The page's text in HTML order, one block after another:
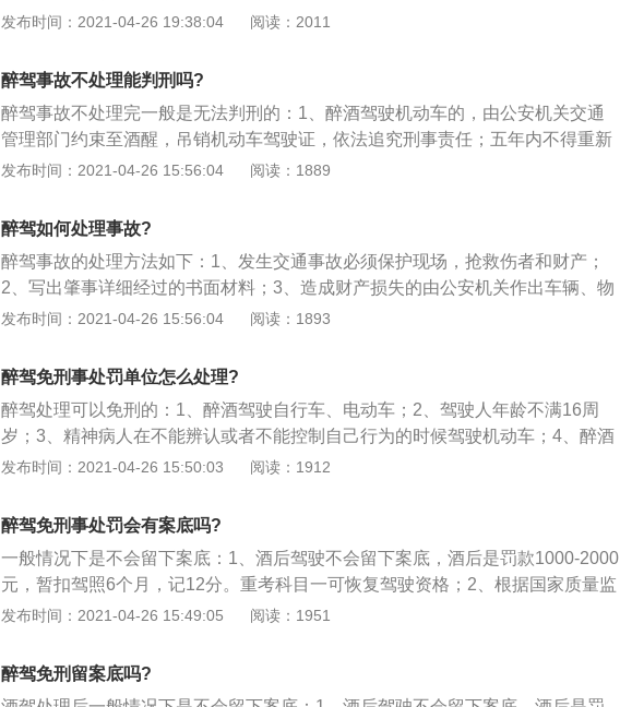
拘留，5年内不得考取驾驶证；2、醉酒驾驶机动车，吊销驾驶证，5年内不得再
销驾驶证，10年内不能取得驾驶证，终生不得驾驶营运车辆，经刑事拘留判决，
并处罚款。
发布时间：2021-04-26 19:38:04 阅读：2011
醉驾事故不处理能判刑吗?
醉驾事故不处理完一般是无法判刑的：1、醉酒驾驶机动车的，由公安机关交通
管理部门约束至酒醒，吊销机动车驾驶证，依法追究刑事责任；五年内不得重新
取得机动车驾驶证；2、醉酒驾驶营运机动车的，由公安机关交通管理部门约束
驶证，重新取得机动车驾驶证后，不得驾驶营运机动车；3、无论酒驾还是醉
驾，驾驶机动车发生重大交通事故，构成犯罪的，依法追究刑事责任，并由公安
机关交通管理部门吊销机动车驾驶证，终生不得重新取得机动车驾驶证。
发布时间：2021-04-26 15:56:04 阅读：1889
醉驾如何处理事故?
醉驾事故的处理方法如下：1、发生交通事故必须保护现场，抢救伤者和财产；
2、写出肇事详细经过的书面材料；3、造成财产损失的由公安机关作出车辆、物
品损失评估；4、造成人员伤残的、由公安机关指定车主或主要肇事责任人预付
查明交通事故原因，轻微事故5日内，一般事故15日内作出责任认定。不服的15
日后向上一级机关事故处（办）申请重新认定；6、肇事双方各出一至二人代
表，到公安机关事故调解办参加调解。
发布时间：2021-04-26 15:56:04 阅读：1893
醉驾免刑事处罚单位怎么处理?
醉驾处理可以免刑的：1、醉酒驾驶自行车、电动车；2、驾驶人年龄不满16周
岁；3、精神病人在不能辨认或者不能控制自己行为的时候驾驶机动车；4、醉酒
驾驶情节显著轻微（比如老婆临产、酒精度刚达到醉酒标准且具有自首情节）。
发布时间：2021-04-26 15:50:03 阅读：1912
醉驾免刑事处罚会有案底吗?
一般情况下是不会留下案底：1、酒后驾驶不会留下案底，酒后是罚款1000-2000
元，暂扣驾照6个月，记12分。重考科目一可恢复驾驶资格；2、根据国家质量监
督检验检疫局发布的《车辆驾驶人员血液、呼气酒精含量阈值与检验》（GB195
大于或者等于20mg\/100ml，小于80mg\/100ml的驾驶行为；3、醉酒驾车是指车
辆驾驶人员血液中的酒精含量大于或者等于80mg\/100ml的驾驶行为。
发布时间：2021-04-26 15:49:05 阅读：1951
醉驾免刑留案底吗?